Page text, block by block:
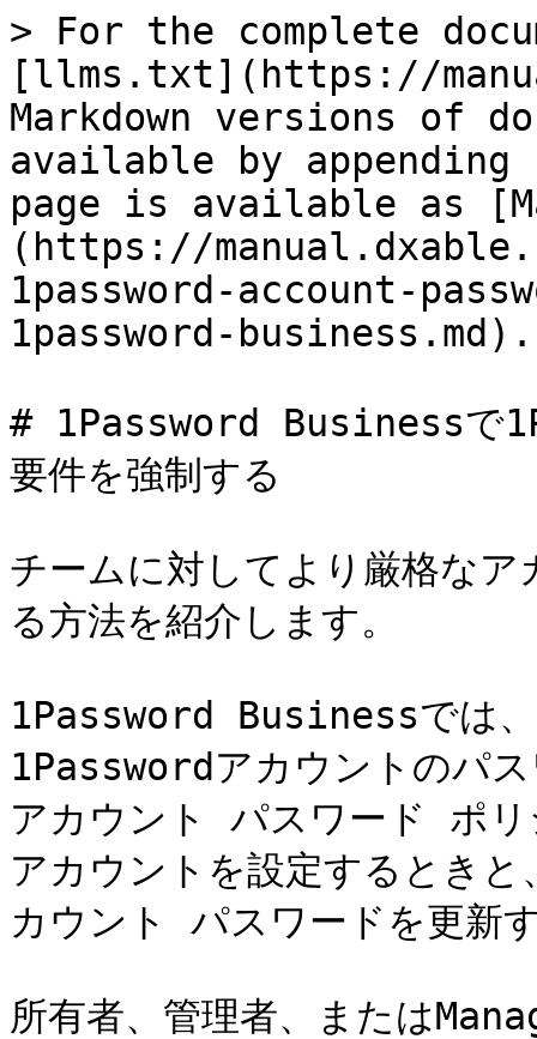
> For the complete
[llms.txt](https://
Markdown versions of
available by
page is available as
(https://
1password-account-
1password-business.md).
# 1Password Businessで
要件を強制する
チームに対してより厳格な
る方法を紹介します。
1Password Businessでは、
1Passwordアカウントのパ
アカウント パスワード ポ
アカウントを設定するとき
カウント パスワードを更新
所有者、管理者、または